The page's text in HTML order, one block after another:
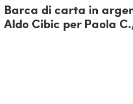
Barca di carta in
Aldo Cibic per Paola